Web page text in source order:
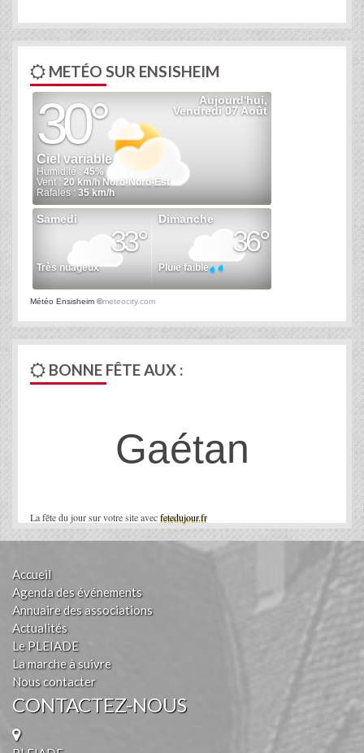
METÉO SUR ENSISHEIM
Météo Ensisheim ©meteocity.com
BONNE FÊTE AUX :
La fête du jour sur votre site avecfetedujour.fr
Gaétan
Accueil
Agenda des événements
Annuaire des associations
Actualités
Le PLEIADE
La marche à suivre
Nous contacter
CONTACTEZ-NOUS